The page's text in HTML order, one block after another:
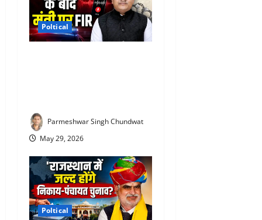
Poltical
Parmeshwar Singh Chundwat
May 29, 2026
Poltical